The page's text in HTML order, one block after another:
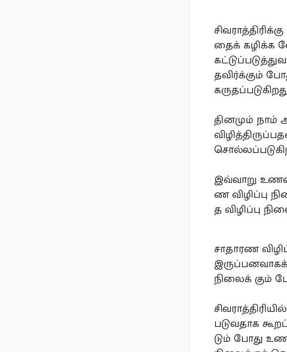
தைக் கழிக்க
தவிர்க்கும்
தினமும் நாம்
இவ்வாறு
ண விழிப்பு
த விழிப்பு
சாதாரண
இருப்பனவாகக்
நிலைக் கும்
படுவதாக
டும் போது